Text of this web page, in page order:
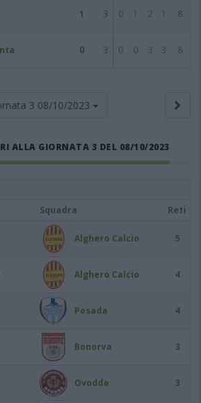
1 3 0 1 2 1 8
0 3 0 0 3 3 8
3 08/10/2023
ALLA GIORNATA 3 DEL 08/10/2023
Squadra Reti
Alghero Calcio 5
Alghero Calcio 4
Posada 4
Bonorva 3
Ovodda 3